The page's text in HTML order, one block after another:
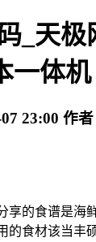
_天极
一体机
23:00 作者
的食谱是海
的食材该当丰